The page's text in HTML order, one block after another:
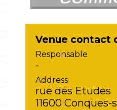
Venue contact
Responsable
-
Address
rue des Etudes
11600